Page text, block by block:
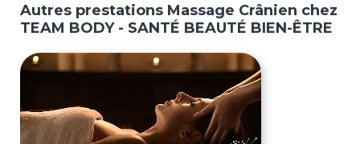
Autres prestations Massage Crânien chez
TEAM BODY - SANTÉ BEAUTÉ BIEN-ÊTRE